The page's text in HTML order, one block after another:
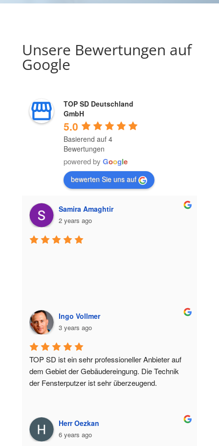
Unsere Bewertungen auf
Google
TOP SD Deutschland
GmbH
5.0
Basierend auf 4
Bewertungen
powered by Google
bewerten Sie uns auf
Samira Amaghtir
2 years ago
Ingo Vollmer
3 years ago
TOP SD ist ein sehr professioneller Anbieter auf
dem Gebiet der Gebäudereingung. Die Technik
der Fensterputzer ist sehr überzeugend.
Herr Oezkan
6 years ago